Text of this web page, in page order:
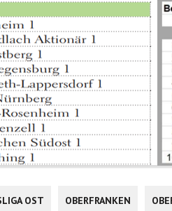
OST OBERFRANKEN